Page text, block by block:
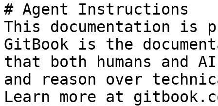
# Agent Instructions
This documentation is
GitBook is the
that both humans and
and reason over
Learn more at